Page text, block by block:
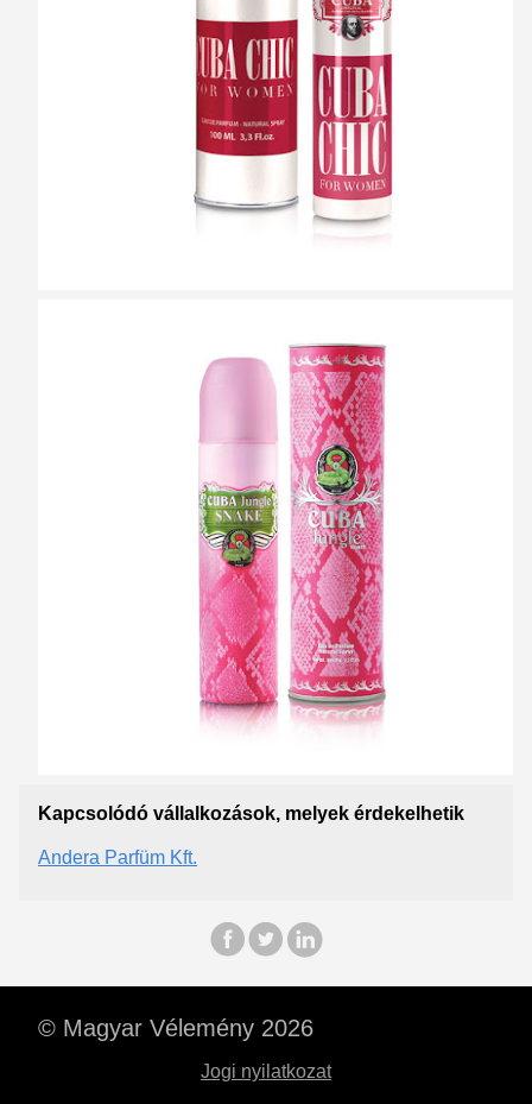
Kapcsolódó vállalkozások, melyek érdekelhetik
Andera Parfüm Kft.
© Magyar Vélemény 2026
Jogi nyilatkozat